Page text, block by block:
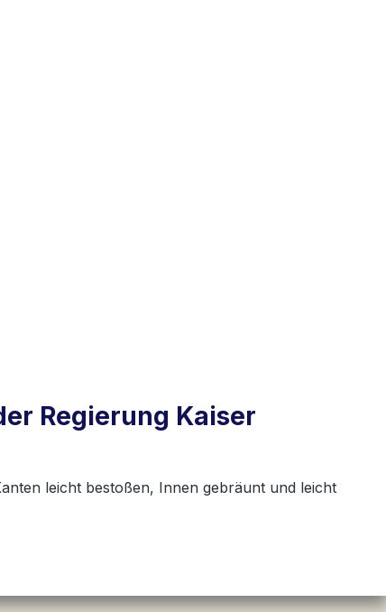
Regierung Kaiser
leicht bestoßen, Innen gebräunt und leicht